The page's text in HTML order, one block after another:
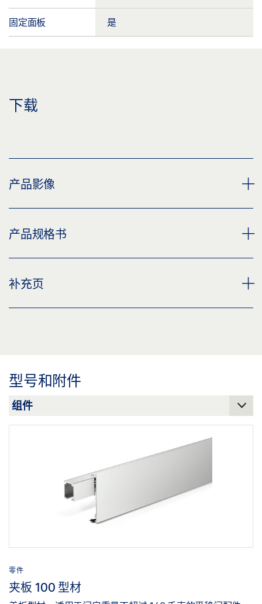
固定面板 是
下载
产品影像
夹板套件 100 配置
标签义务: © GEZE GmbH
产品规格书
卡扣式盖板100 完整套装 产品规格书 ZH
补充页
下载 (.PDF | 219 KB)
型号和附件
零件
夹板 100 型材